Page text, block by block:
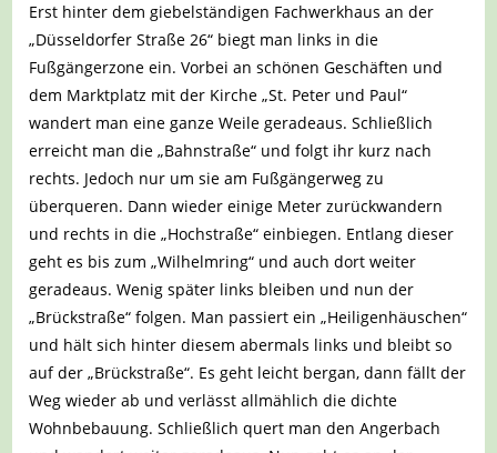
Erst hinter dem giebelständigen Fachwerkhaus an der
„Düsseldorfer Straße 26“ biegt man links in die
Fußgängerzone ein. Vorbei an schönen Geschäften und
dem Marktplatz mit der Kirche „St. Peter und Paul“
wandert man eine ganze Weile geradeaus. Schließlich
erreicht man die „Bahnstraße“ und folgt ihr kurz nach
rechts. Jedoch nur um sie am Fußgängerweg zu
überqueren. Dann wieder einige Meter zurückwandern
und rechts in die „Hochstraße“ einbiegen. Entlang dieser
geht es bis zum „Wilhelmring“ und auch dort weiter
geradeaus. Wenig später links bleiben und nun der
„Brückstraße“ folgen. Man passiert ein „Heiligenhäuschen“
und hält sich hinter diesem abermals links und bleibt so
auf der „Brückstraße“. Es geht leicht bergan, dann fällt der
Weg wieder ab und verlässt allmählich die dichte
Wohnbebauung. Schließlich quert man den Angerbach